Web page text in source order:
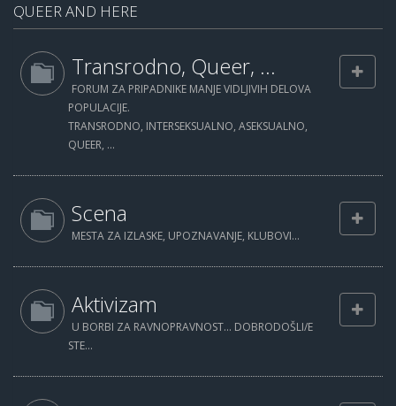
QUEER AND HERE
Transrodno, Queer, ...
FORUM ZA PRIPADNIKE MANJE VIDLJIVIH DELOVA
POPULACIJE.
TRANSRODNO, INTERSEKSUALNO, ASEKSUALNO,
QUEER, ...
Scena
MESTA ZA IZLASKE, UPOZNAVANJE, KLUBOVI...
Aktivizam
U BORBI ZA RAVNOPRAVNOST... DOBRODOŠLI/E
STE...